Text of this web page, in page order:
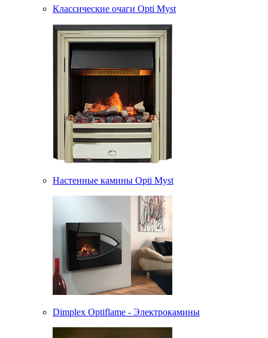
Классические очаги Opti Myst
Настенные камины Opti Myst
Dimplex Optiflame - Электрокамины